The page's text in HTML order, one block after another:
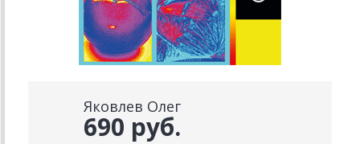
Яковлев Олег
690 руб.